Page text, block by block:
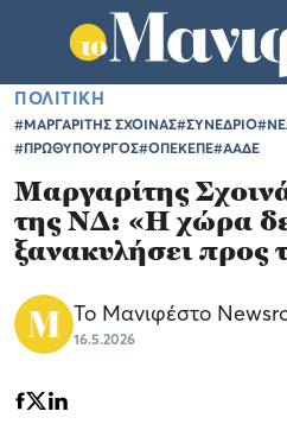
ΠΟΛΙΤΙΚΗ
#ΜΑΡΓΑΡΙΤΗΣ ΣΧΟΙΝΑΣ#ΣΥΝΕΔΡΙΟ
#ΠΡΩΘΥΠΟΥΡΓΟΣ#ΟΠΕΚΕΠΕ#ΑΑΔΕ
Μαργαρίτης
της ΝΔ: «Η χώρα
ξανακυλήσει προς
Το Μανιφέστο
16.5.2026